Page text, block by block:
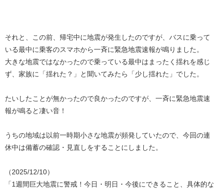
それと、この前、帰宅中に地震が発生したのですが、バスに乗って
いる最中に乗客のスマホから一斉に緊急地震速報が鳴りました。
大きな地震ではなかったので乗っている最中はまったく揺れを感じ
ず、家族に「揺れた？」と聞いてみたら「少し揺れた」でした。
たいしたことが無かったので良かったのですが、一斉に緊急地震速
報が鳴ると凄い音！
うちの地域は以前一時期小さな地震が頻発していたので、今回の連
休中は備蓄の確認・見直しをすることにしました。
（2025/12/10）
「1週間巨大地震に警戒！今日・明日・今後にできること、具体的な